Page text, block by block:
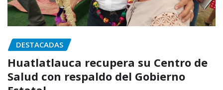
DESTACADAS
Huatlatlauca recupera su Centro de
Salud con respaldo del Gobierno